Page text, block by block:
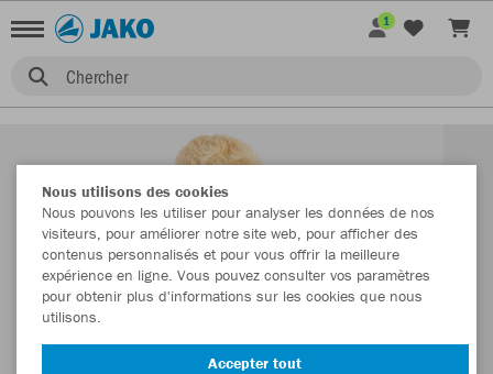
Chercher
1
Nous utilisons des cookies
Nous pouvons les utiliser pour analyser les données de nos
visiteurs, pour améliorer notre site web, pour afficher des
contenus personnalisés et pour vous offrir la meilleure
expérience en ligne. Vous pouvez consulter vos paramètres
pour obtenir plus d'informations sur les cookies que nous
utilisons.
Accepter tout